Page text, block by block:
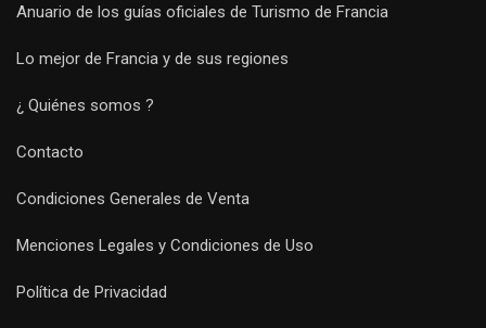
Anuario de los guías oficiales de Turismo de Francia
Lo mejor de Francia y de sus regiones
¿ Quiénes somos ?
Contacto
Condiciones Generales de Venta
Menciones Legales y Condiciones de Uso
Política de Privacidad